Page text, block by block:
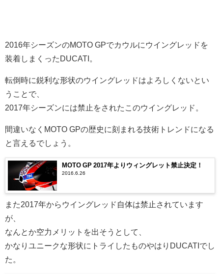
2016年シーズンのMOTO GPでカウルにウイングレッドを
装着しまくったDUCATI。
転倒時に鋭利な形状のウイングレッドはよろしくないとい
うことで、
2017年シーズンには禁止をされたこのウイングレッド。
間違いなくMOTO GPの歴史に刻まれる技術トレンドになる
と言えるでしょう。
MOTO GP 2017年よりウィングレット禁止決定！
2016.6.26
また2017年からウイングレッド自体は禁止されています
が、
なんとか空力メリットを出そうとして、
かなりユニークな形状にトライしたものやはりDUCATIでし
た。